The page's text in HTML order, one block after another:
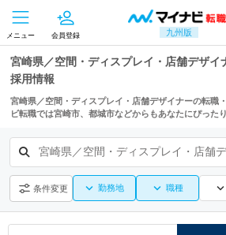
九州版
メニュー 会員登録
宮崎県／空間・ディスプレイ・店舗デザイ
採用情報
宮崎県／空間・ディスプレイ・店舗デザイナーの転職
ビ転職では宮崎市、都城市などからもあなたにぴった
宮崎県／空間・ディスプレイ・店舗
条件変更 勤務地 職種